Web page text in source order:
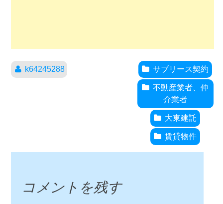
k64245288 サブリース契約
不動産業者、仲
介業者
大東建託
賃貸物件
コメントを残す